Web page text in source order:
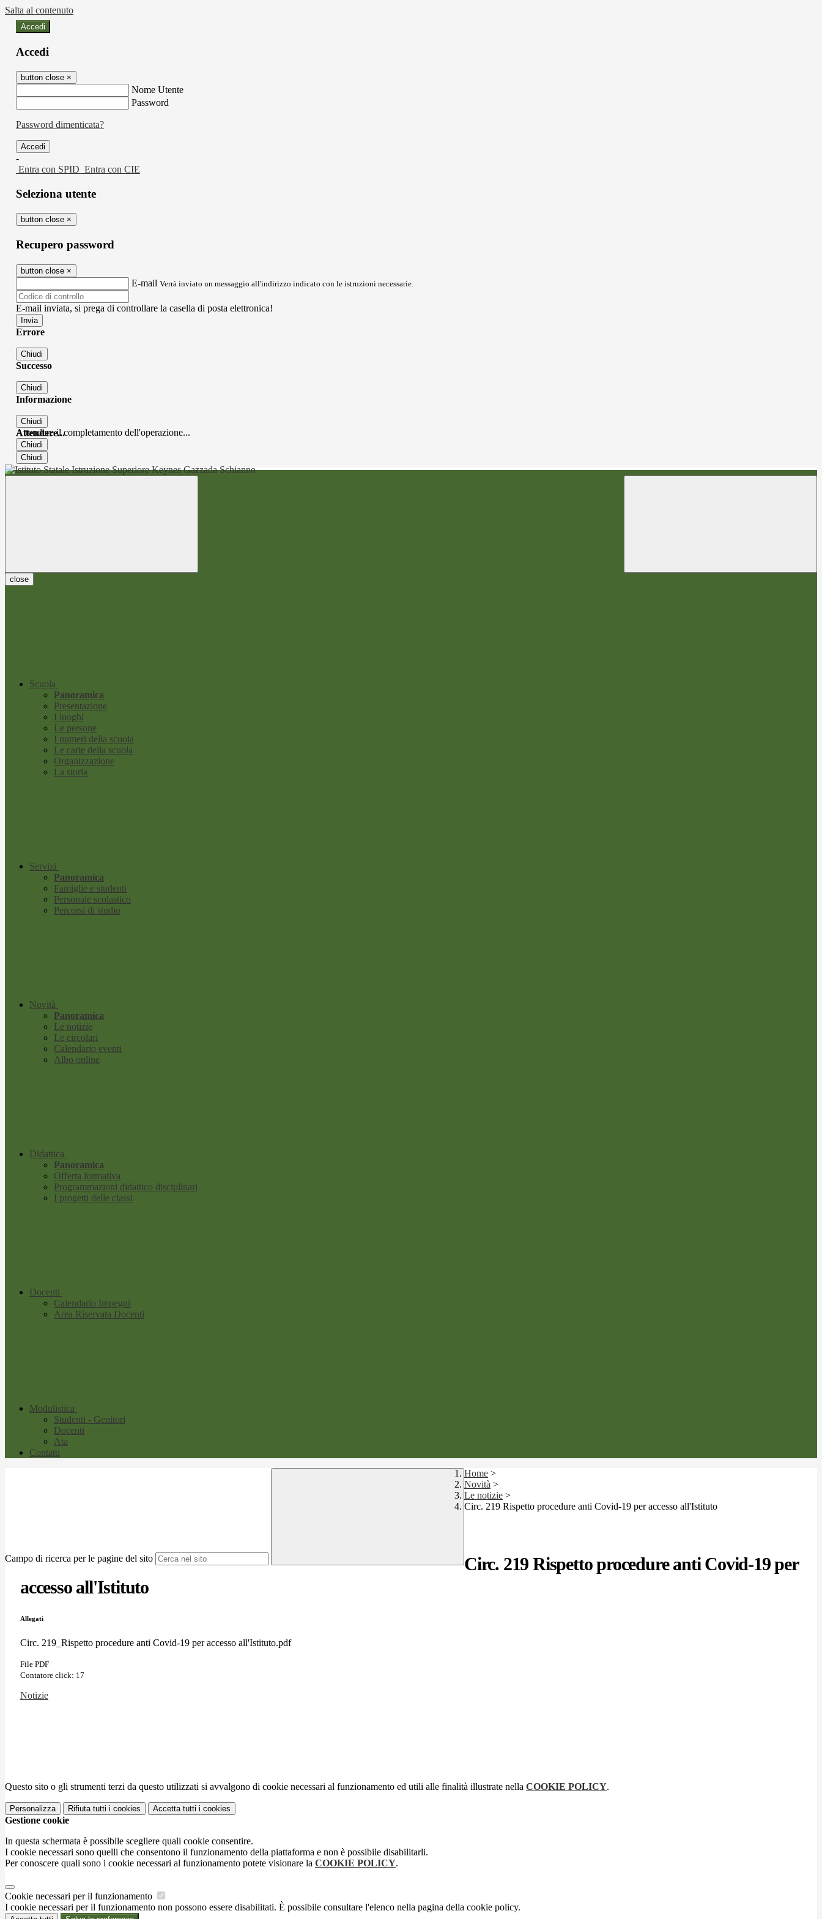
Salta al contenuto
Accedi
Accedi
button close ×
Nome Utente
Password
Password dimenticata?
-
Entra con SPID Entra con CIE
Seleziona utente
button close ×
Recupero password
button close ×
E-mail Verrà inviato un messaggio all'indirizzo indicato con le istruzioni necessarie.
E-mail inviata, si prega di controllare la casella di posta elettronica!
Errore
Chiudi
Successo
Chiudi
Informazione
Chiudi
Attendere...
Attendere il completamento dell'operazione...
Chiudi
Chiudi
close
Scuola
Panoramica
Presentazione
I luoghi
Le persone
I numeri della scuola
Le carte della scuola
Organizzazione
La storia
Servizi
Panoramica
Famiglie e studenti
Personale scolastico
Percorsi di studio
Novità
Panoramica
Le notizie
Le circolari
Calendario eventi
Albo online
Didattica
Panoramica
Offerta formativa
Programmazioni didattico disciplinari
I progetti delle classi
Docenti
Calendario Impegni
Area Riservata Docenti
Modulistica
Studenti - Genitori
Docenti
Ata
Contatti
Campo di ricerca per le pagine del sito
Home >
Novità >
Le notizie >
Circ. 219 Rispetto procedure anti Covid-19 per accesso all'Istituto
Circ. 219 Rispetto procedure anti Covid-19 per
accesso all'Istituto
Allegati
Circ. 219_Rispetto procedure anti Covid-19 per accesso all'Istituto.pdf
File PDF
Contatore click: 17
Notizie
Questo sito o gli strumenti terzi da questo utilizzati si avvalgono di cookie necessari al funzionamento ed utili alle finalità illustrate nella COOKIE POLICY.
Personalizza Rifiuta tutti i cookies Accetta tutti i cookies
Gestione cookie
In questa schermata è possibile scegliere quali cookie consentire.
I cookie necessari sono quelli che consentono il funzionamento della piattaforma e non è possibile disabilitarli.
Per conoscere quali sono i cookie necessari al funzionamento potete visionare la COOKIE POLICY.
Cookie necessari per il funzionamento
I cookie necessari per il funzionamento non possono essere disabilitati. È possibile consultare l'elenco nella pagina della cookie policy.